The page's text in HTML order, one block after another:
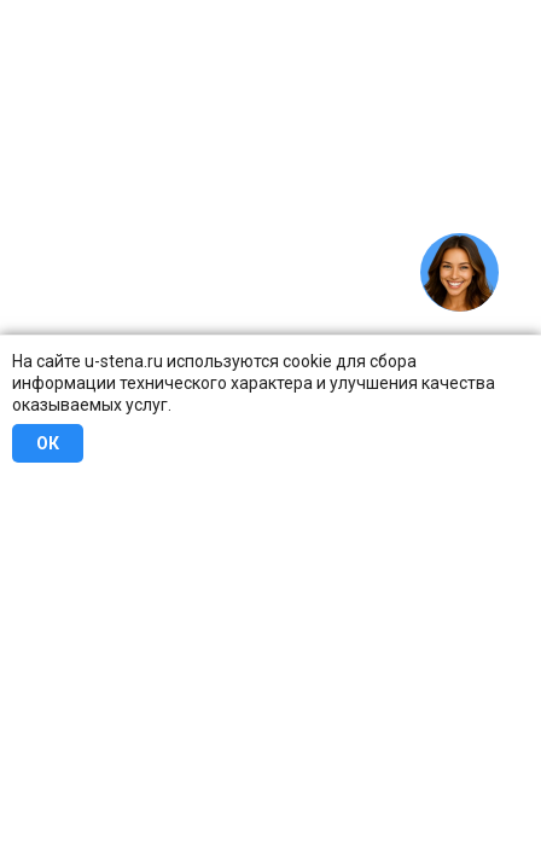
На сайте u-stena.ru используются cookie для сбора
информации технического характера и улучшения качества
оказываемых услуг.
ОК